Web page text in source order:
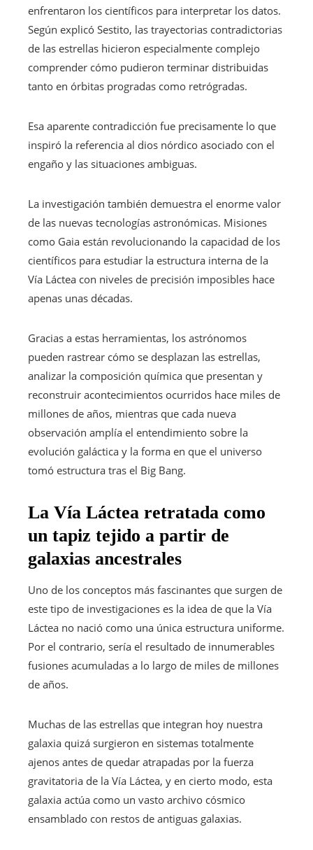
enfrentaron los científicos para interpretar los datos.
Según explicó Sestito, las trayectorias contradictorias
de las estrellas hicieron especialmente complejo
comprender cómo pudieron terminar distribuidas
tanto en órbitas progradas como retrógradas.
Esa aparente contradicción fue precisamente lo que
inspiró la referencia al dios nórdico asociado con el
engaño y las situaciones ambiguas.
La investigación también demuestra el enorme valor
de las nuevas tecnologías astronómicas. Misiones
como Gaia están revolucionando la capacidad de los
científicos para estudiar la estructura interna de la
Vía Láctea con niveles de precisión imposibles hace
apenas unas décadas.
Gracias a estas herramientas, los astrónomos
pueden rastrear cómo se desplazan las estrellas,
analizar la composición química que presentan y
reconstruir acontecimientos ocurridos hace miles de
millones de años, mientras que cada nueva
observación amplía el entendimiento sobre la
evolución galáctica y la forma en que el universo
tomó estructura tras el Big Bang.
La Vía Láctea retratada como
un tapiz tejido a partir de
galaxias ancestrales
Uno de los conceptos más fascinantes que surgen de
este tipo de investigaciones es la idea de que la Vía
Láctea no nació como una única estructura uniforme.
Por el contrario, sería el resultado de innumerables
fusiones acumuladas a lo largo de miles de millones
de años.
Muchas de las estrellas que integran hoy nuestra
galaxia quizá surgieron en sistemas totalmente
ajenos antes de quedar atrapadas por la fuerza
gravitatoria de la Vía Láctea, y en cierto modo, esta
galaxia actúa como un vasto archivo cósmico
ensamblado con restos de antiguas galaxias.